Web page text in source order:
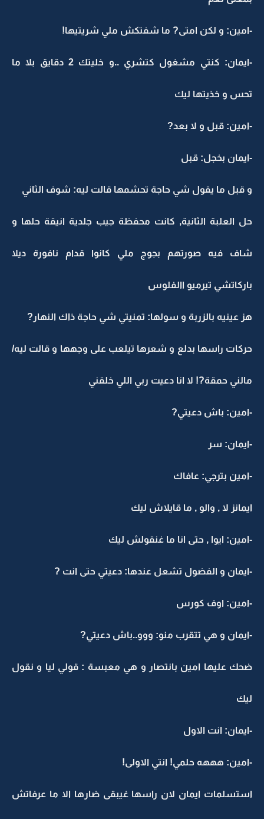
-امين: و لكن امتى? ما شفتكش ملي شريتيها!
-ايمان: كنتي مشغول كتشري ..و خليتك 2 دقايق بلا ما
تحس و خذيتها ليك
-امين: قبل و لا بعد?
-ايمان بخجل: قبل
و قبل ما يقول شي حاجة تحشمها قالت ليه: شوف الثاني
حل العلبة الثانية, كانت محفظة جيب جلدية انيقة حلها و
شاف فيه صورتهم بجوج ملي كانوا قدام نافورة ديلا
باركاتشي تيرميو االفلوس
هز عينيه بالزربة و سولها: تمنيتي شي حاجة ذاك النهار?
حركات راسها بدلع و شعرها تيلعب على وجهها و قالت ليه/
مالني حمقة?! لا انا دعيت ربي اللي خلقني
-امين: باش دعيتي?
-ايمان: سر
-امين بترجي: عافاك
ايمانز لا , والو , ما قايلاش ليك
-امين: ايوا , حتى انا ما غنقولش ليك
-ايمان و الفضول تشعل عندها: دعيتي حتى انت ?
-امين: اوف كورس
-ايمان و هي تتقرب منو: ووو..باش دعيتي?
ضحك عليها امين بانتصار و هي معبسة : قولي ليا و نقول
ليك
-ايمان: انت الاول
-امين: هههه حلمي! انتي الاولى!
استسلمات ايمان لان راسها غيبقى ضارها الا ما عرفاتش